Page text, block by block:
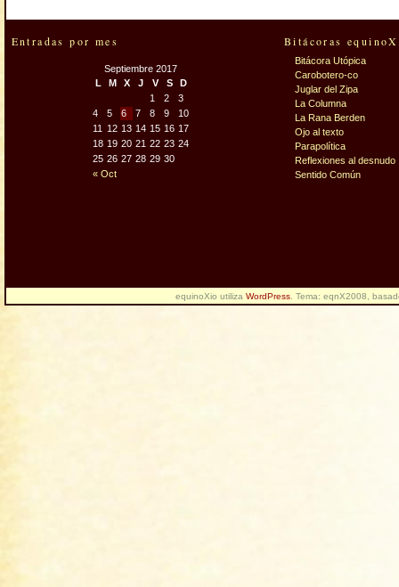
Entradas por mes
Septiembre 2017
L
M X J V S D
« Oct
1 2
3
4
5 6 7 8 9
10
11
12 13 14 15 16 17
18 19 20 21 22 23 24
25 26 27 28 29 30
Bitácoras
Bitácora Utópica
Carobotero-co
Juglar del Zipa
La Columna
La Rana Berden
Ojo al texto
Parapolítica
Reflexiones al desnudo
Sentido Común
equinoXio utiliza WordPress . Tema: eqnX2008,